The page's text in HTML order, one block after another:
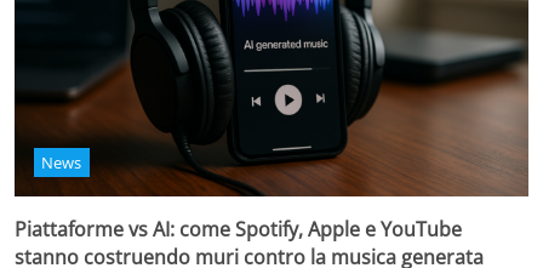
News
Piattaforme vs AI: come Spotify, Apple e YouTube
stanno costruendo muri contro la musica generata